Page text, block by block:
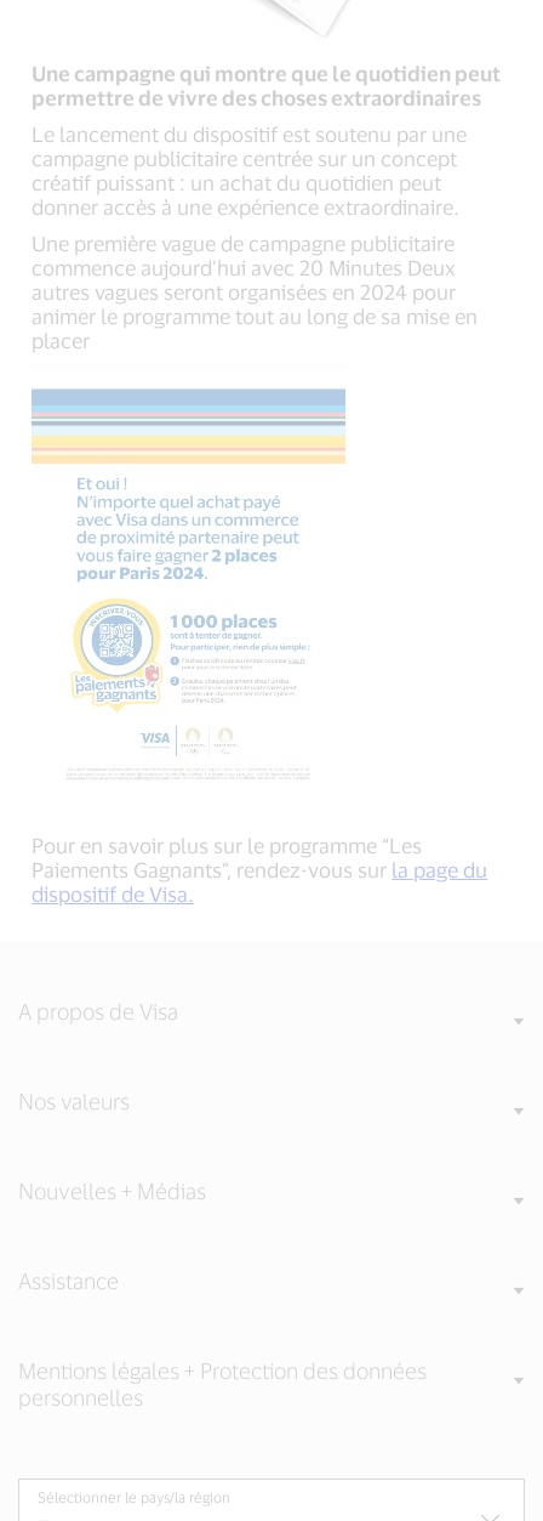
Une campagne qui montre que le quotidien peut
permettre de vivre des choses extraordinaires
Le lancement du dispositif est soutenu par une
campagne publicitaire centrée sur un concept
créatif puissant : un achat du quotidien peut
donner accès à une expérience extraordinaire.
Une première vague de campagne publicitaire
commence aujourd’hui avec 20 Minutes Deux
autres vagues seront organisées en 2024 pour
animer le programme tout au long de sa mise en
placer
Pour en savoir plus sur le programme “Les
Paiements Gagnants”, rendez-vous sur la page du
dispositif de Visa.
A propos de Visa
Nos valeurs
Nouvelles + Médias
Assistance
Mentions légales + Protection des données
personnelles
Sélectionner le pays/la région